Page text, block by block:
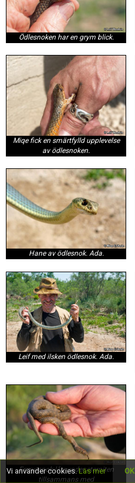
Ödlesnoken har en grym blick.
Miqe fick en smärtfylld upplevelse
av ödlesnoken.
Hane av ödlesnok. Ada.
Leif med ilsken ödlesnok. Ada.
En rutsnok låg under eterniten
tillsammans med
Vi använder cookies.Läs mer OK